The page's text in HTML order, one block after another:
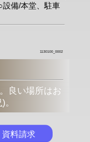
設備/本堂、駐車
1130100_0002
良い場所はお
)。